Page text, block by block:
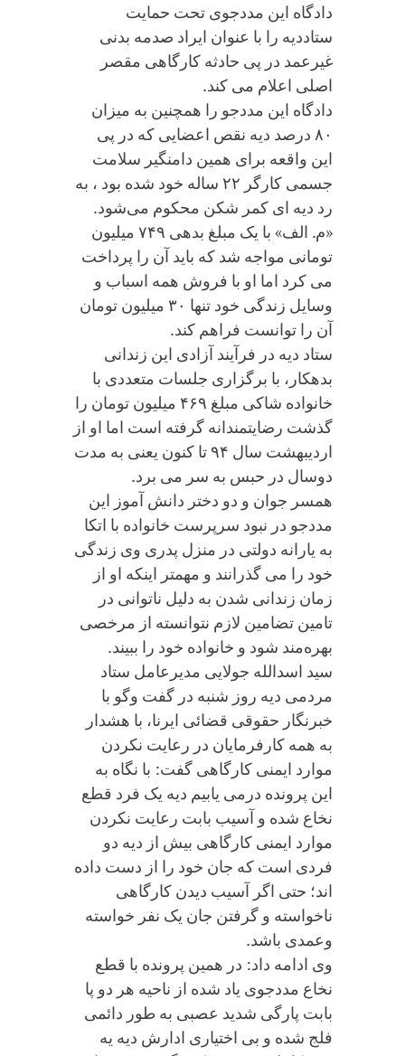
دادگاه این مددجوی تحت حمایت
ستاددیه را با عنوان ایراد صدمه بدنی
غیرعمد در پی حادثه کارگاهی مقصر
اصلی اعلام می کند.
دادگاه این مددجو را همچنین به میزان
۸۰ درصد دیه نقص اعضایی که در پی
این واقعه برای همین دامنگیر سلامت
جسمی کارگر ۲۲ ساله خود شده بود ، به
رد دیه‌ ای کمر شکن محکوم می‌شود.
«م. الف» با یک مبلغ بدهی ۷۴۹ میلیون
تومانی مواجه شد که باید آن را پرداخت
می کرد اما او با فروش همه اسباب و
وسایل زندگی خود تنها ۳۰ میلیون تومان
آن را توانست فراهم کند.
ستاد دیه در فرآیند آزادی این زندانی
بدهکار، با برگزاری جلسات متعددی با
خانواده شاکی مبلغ ۴۶۹ میلیون تومان را
گذشت رضایتمندانه گرفته است اما او از
اردیبهشت سال ۹۴ تا کنون یعنی به مدت
دوسال در حبس به سر می برد.
همسر جوان و دو دختر دانش آموز این
مددجو در نبود سرپرست خانواده با اتکا
به یارانه دولتی در منزل پدری وی زندگی
خود را می گذرانند و مهمتر اینکه او از
زمان زندانی شدن به دلیل ناتوانی در
تامین تضامین لازم نتوانسته از مرخصی
بهره‌مند شود و خانواده خود را ببیند.
سید اسدالله جولایی مدیرعامل ستاد
مردمی دیه روز شنبه در گفت وگو با
خبرنگار حقوقی قضائی ایرنا، با هشدار
به همه کارفرمایان در رعایت نکردن
موارد ایمنی کارگاهی گفت: با نگاه به
این پرونده درمی یابیم دیه یک فرد قطع
نخاع شده و آسیب بابت رعایت نکردن
موارد ایمنی کارگاهی بیش از دیه دو
فردی است که جان خود را از دست داده
اند؛ حتی اگر آسیب دیدن کارگاهی
ناخواسته و گرفتن جان یک نفر خواسته
وعمدی باشد.
وی ادامه داد: در همین پرونده با قطع
نخاع مددجوی یاد شده از ناحیه هر دو پا
بابت پارگی شدید عصبی به طور دائمی
فلج شده و بی اختیاری ادارش دیه یه